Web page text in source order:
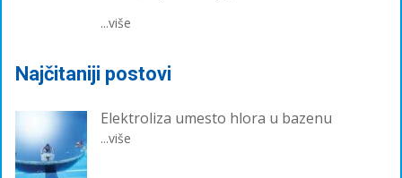
...više
Najčitaniji postovi
Elektroliza umesto hlora u bazenu
...više